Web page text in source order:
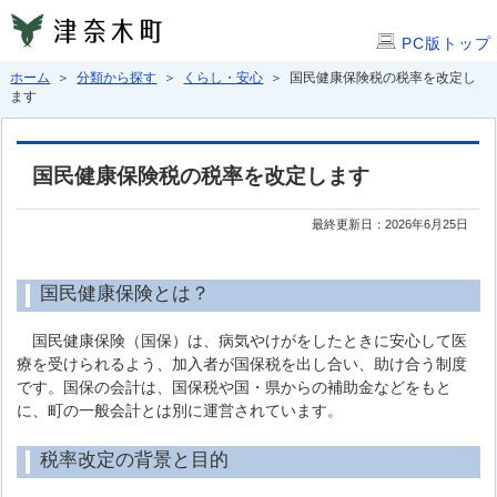
PC版トップ
ホーム ＞分類から探す ＞ くらし・安心 ＞ 国民健康保険税の税率を改定し
ます
国民健康保険税の税率を改定します
最終更新日：2026年6月25日
国民健康保険とは？
国民健康保険（国保）は、病気やけがをしたときに安心して医
療を受けられるよう、加入者が国保税を出し合い、助け合う制度
です。国保の会計は、国保税や国・県からの補助金などをもと
に、町の一般会計とは別に運営されています。
税率改定の背景と目的